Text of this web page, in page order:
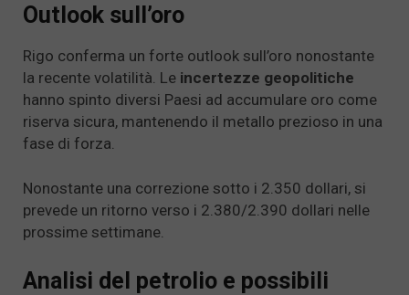
Outlook sull’oro
Rigo conferma un forte outlook sull’oro nonostante
la recente volatilità. Le incertezze geopolitiche
hanno spinto diversi Paesi ad accumulare oro come
riserva sicura, mantenendo il metallo prezioso in una
fase di forza.
Nonostante una correzione sotto i 2.350 dollari, si
prevede un ritorno verso i 2.380/2.390 dollari nelle
prossime settimane.
Analisi del petrolio e possibili